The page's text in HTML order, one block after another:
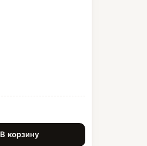
В корзину